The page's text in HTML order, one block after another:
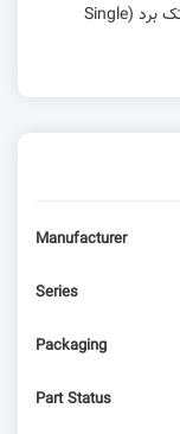
10 مورد از بهترین کامپیوتر های تک برد (Single
ساخت اندروید باکس به کمک OrangePi (نمایش
Manufacturer
Series
Packaging
Part Status